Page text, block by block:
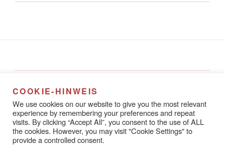
Rathausstraße 8A
67433 Neustadt an der Weinstraße
COOKIE-HINWEIS
We use cookies on our website to give you the most relevant
experience by remembering your preferences and repeat
visits. By clicking “Accept All”, you consent to the use of ALL
the cookies. However, you may visit "Cookie Settings" to
provide a controlled consent.